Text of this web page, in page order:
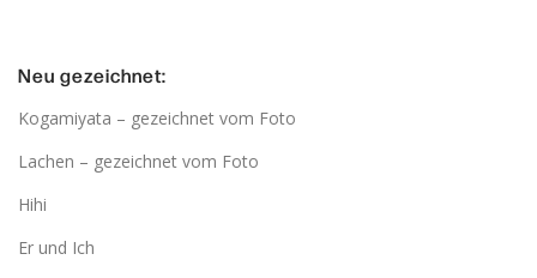
Neu gezeichnet:
Kogamiyata – gezeichnet vom Foto
Lachen – gezeichnet vom Foto
Hihi
Er und Ich